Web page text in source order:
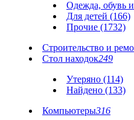
Одежда, обувь
Для детей (166)
Прочие (1732)
Строительство и
Стол находок249
Утеряно (114)
Найдено (133)
Компьютеры316